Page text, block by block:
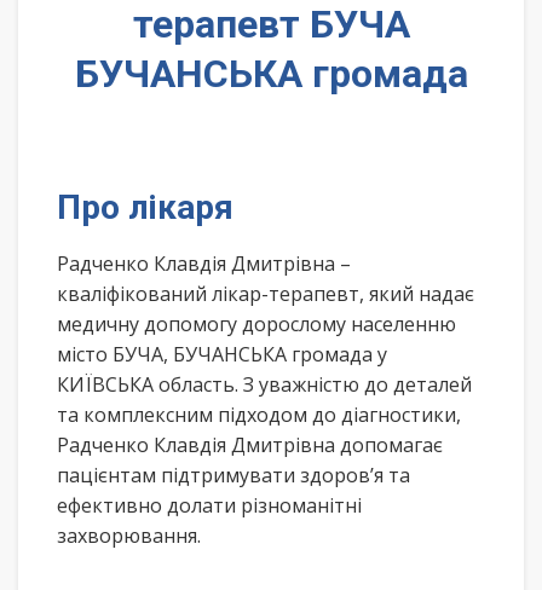
терапевт БУЧА
БУЧАНСЬКА громада
Про лікаря
Радченко Клавдія Дмитрівна –
кваліфікований лікар-терапевт, який надає
медичну допомогу дорослому населенню
місто БУЧА, БУЧАНСЬКА громада у
КИЇВСЬКА область. З уважністю до деталей
та комплексним підходом до діагностики,
Радченко Клавдія Дмитрівна допомагає
пацієнтам підтримувати здоров’я та
ефективно долати різноманітні
захворювання.